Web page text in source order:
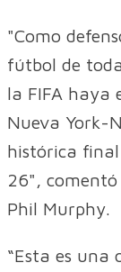
"Como
fútbol de
la FIFA haya
Nueva York-
histórica final
26", comentó
Phil Murphy.
“Esta es